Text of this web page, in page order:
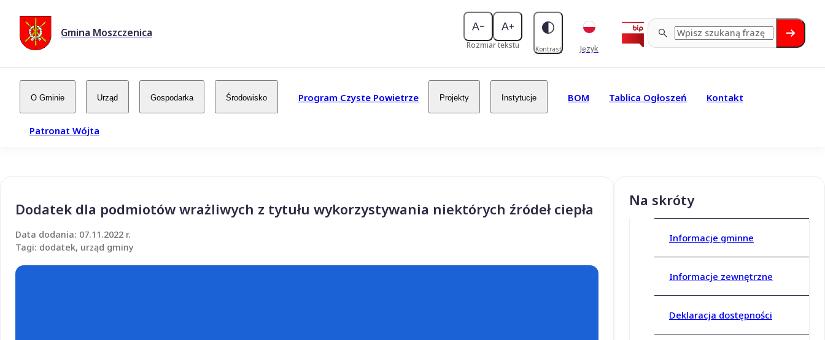
Gmina Moszczenica
Rozmiar tekstu Kontrast Język
O Gminie Urząd Gospodarka Środowisko Program Czyste Powietrze Projekty Instytucje BOM Tablica Ogłoszeń Kontakt
Patronat Wójta
Dodatek dla podmiotów wrażliwych z tytułu wykorzystywania niektórych źródeł ciepła
Data dodania: 07.11.2022 r.
Tagi: dodatek, urząd gminy
Na skróty
Informacje gminne
Informacje zewnętrzne
Deklaracja dostępności